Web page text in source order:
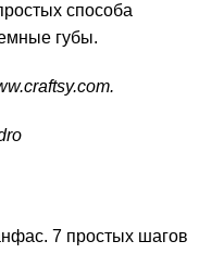
способа
губы.
7 простых шагов